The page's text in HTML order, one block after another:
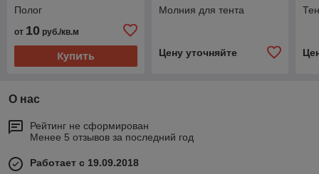
Полог
от 10 руб./кв.м
Купить
Молния для тента
Цену уточняйте
О нас
Рейтинг не сформирован
Менее 5 отзывов за последний год
Работает с 19.09.2018